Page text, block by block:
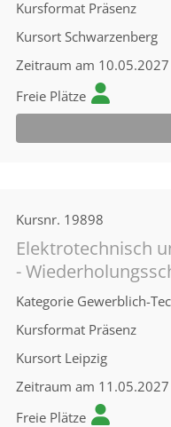
Kursformat Präsenz
Kursort Schwarzenberg
Zeitraum am 10.05.2027
Freie Plätze
Kursnr. 19898
Elektrotechnisch
-
Kategorie Gewerblich-
Kursformat Präsenz
Kursort Leipzig
Zeitraum am 11.05.2027
Freie Plätze